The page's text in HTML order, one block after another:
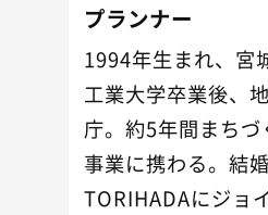
プランナー
1994年生まれ、宮
工業大学卒業後、
庁。約5年間まち
事業に携わる。結
TORIHADAにジョ